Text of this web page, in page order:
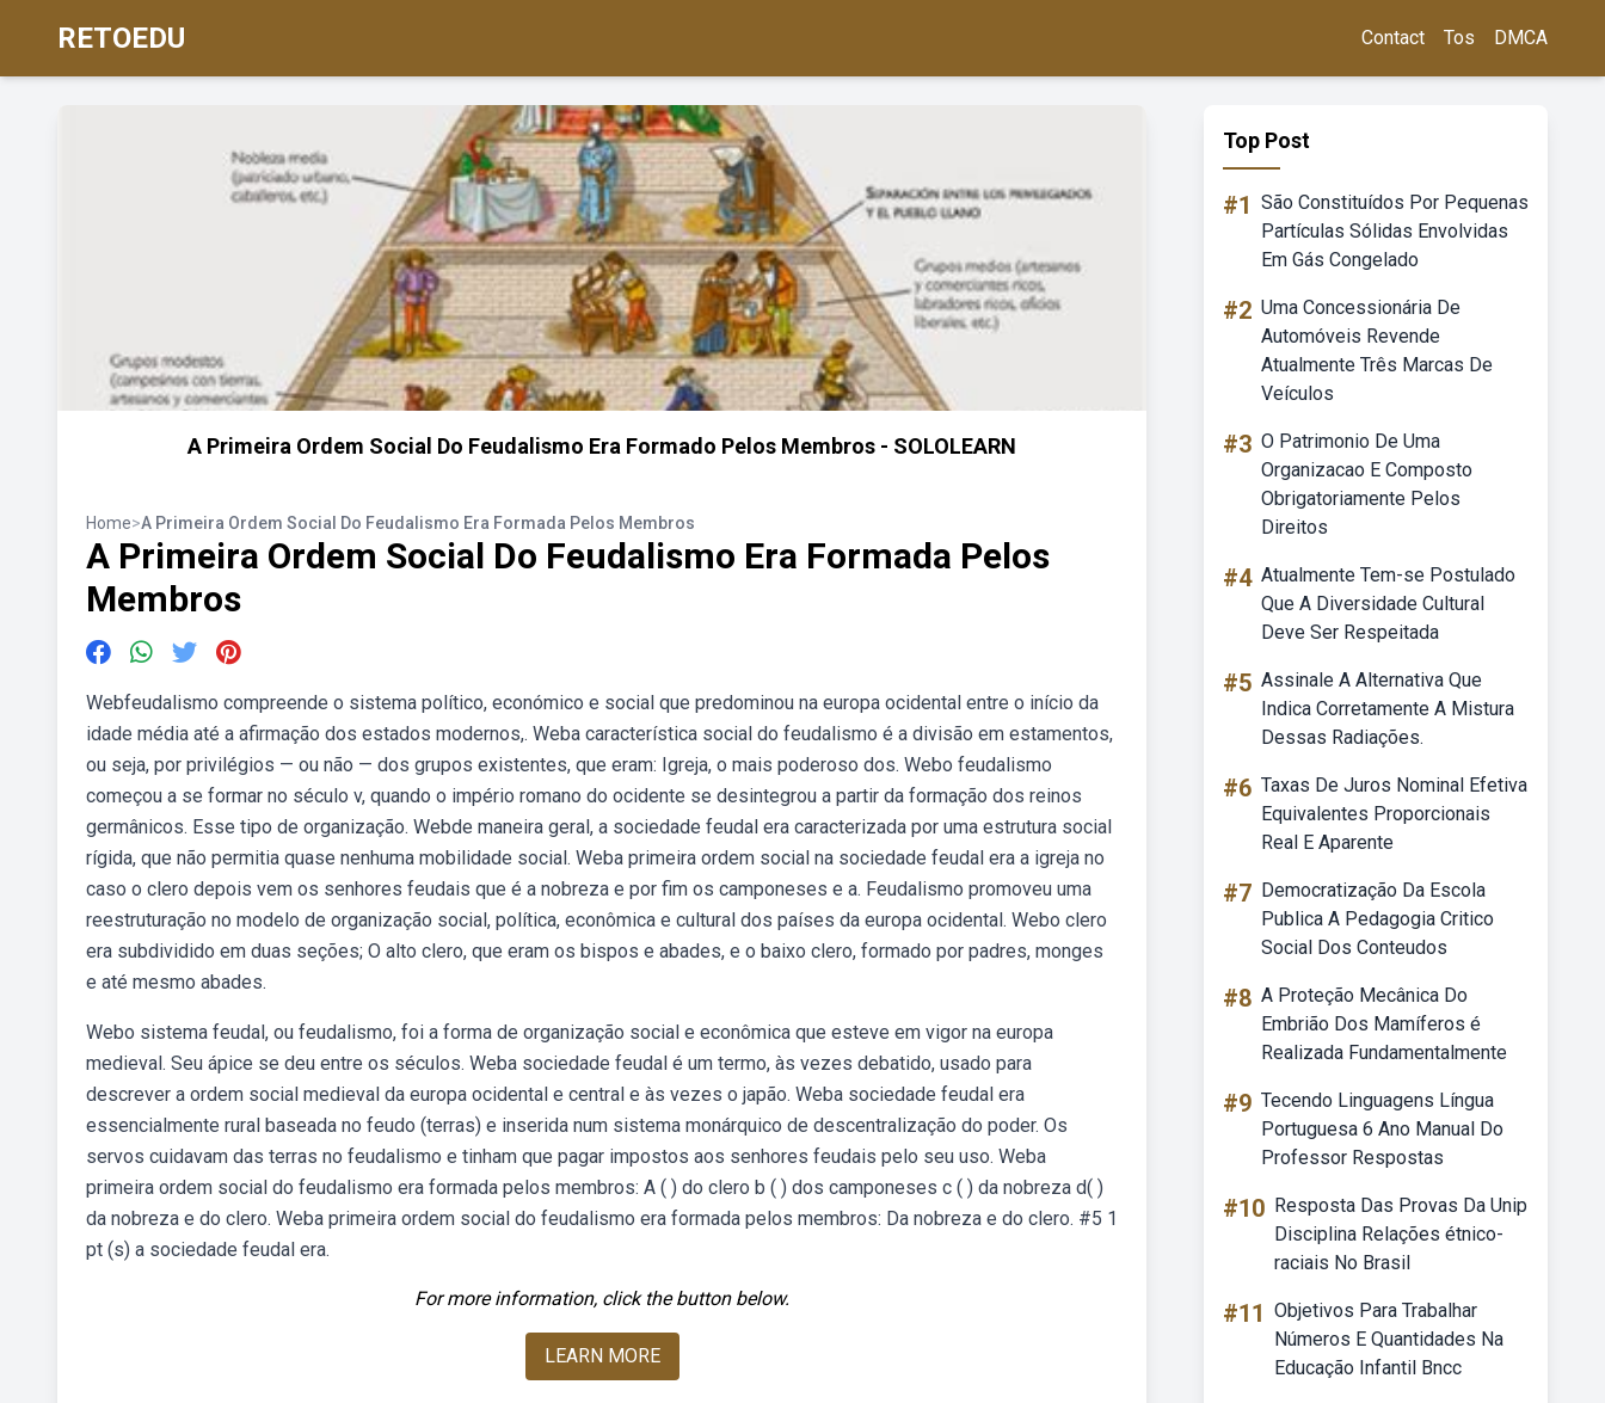
RETOEDU Contact Tos DMCA
A Primeira Ordem Social Do Feudalismo Era Formado Pelos Membros - SOLOLEARN
Home>A Primeira Ordem Social Do Feudalismo Era Formada Pelos Membros
A Primeira Ordem Social Do Feudalismo Era Formada Pelos
Membros
Webfeudalismo compreende o sistema político, económico e social que predominou na europa ocidental entre o início da
idade média até a afirmação dos estados modernos,. Weba característica social do feudalismo é a divisão em estamentos,
ou seja, por privilégios — ou não — dos grupos existentes, que eram: Igreja, o mais poderoso dos. Webo feudalismo
começou a se formar no século v, quando o império romano do ocidente se desintegrou a partir da formação dos reinos
germânicos. Esse tipo de organização. Webde maneira geral, a sociedade feudal era caracterizada por uma estrutura social
rígida, que não permitia quase nenhuma mobilidade social. Weba primeira ordem social na sociedade feudal era a igreja no
caso o clero depois vem os senhores feudais que é a nobreza e por fim os camponeses e a. Feudalismo promoveu uma
reestruturação no modelo de organização social, política, econômica e cultural dos países da europa ocidental. Webo clero
era subdividido em duas seções; O alto clero, que eram os bispos e abades, e o baixo clero, formado por padres, monges
e até mesmo abades.
Webo sistema feudal, ou feudalismo, foi a forma de organização social e econômica que esteve em vigor na europa
medieval. Seu ápice se deu entre os séculos. Weba sociedade feudal é um termo, às vezes debatido, usado para
descrever a ordem social medieval da europa ocidental e central e às vezes o japão. Weba sociedade feudal era
essencialmente rural baseada no feudo (terras) e inserida num sistema monárquico de descentralização do poder. Os
servos cuidavam das terras no feudalismo e tinham que pagar impostos aos senhores feudais pelo seu uso. Weba
primeira ordem social do feudalismo era formada pelos membros: A ( ) do clero b ( ) dos camponeses c ( ) da nobreza d( )
da nobreza e do clero. Weba primeira ordem social do feudalismo era formada pelos membros: Da nobreza e do clero. #5 1
pt (s) a sociedade feudal era.
For more information, click the button below.
LEARN MORE
Top Post
#1 São Constituídos Por Pequenas
Partículas Sólidas Envolvidas
Em Gás Congelado
#2 Uma Concessionária De
Automóveis Revende
Atualmente Três Marcas De
Veículos
#3 O Patrimonio De Uma
Organizacao E Composto
Obrigatoriamente Pelos
Direitos
#4 Atualmente Tem-se Postulado
Que A Diversidade Cultural
Deve Ser Respeitada
#5 Assinale A Alternativa Que
Indica Corretamente A Mistura
Dessas Radiações.
#6 Taxas De Juros Nominal Efetiva
Equivalentes Proporcionais
Real E Aparente
#7 Democratização Da Escola
Publica A Pedagogia Critico
Social Dos Conteudos
#8 A Proteção Mecânica Do
Embrião Dos Mamíferos é
Realizada Fundamentalmente
#9 Tecendo Linguagens Língua
Portuguesa 6 Ano Manual Do
Professor Respostas
#10 Resposta Das Provas Da Unip
Disciplina Relações étnico-
raciais No Brasil
#11 Objetivos Para Trabalhar
Números E Quantidades Na
Educação Infantil Bncc